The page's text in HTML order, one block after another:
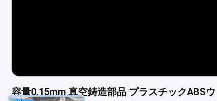
容量0.15mm 真空鋳造部品 プラスチックABS